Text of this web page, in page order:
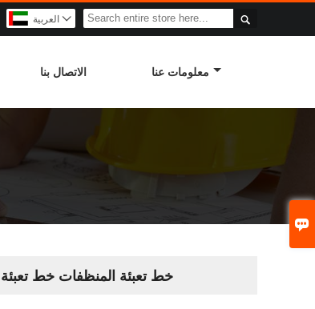

 العربية 
الاتصال بنا معلومات عنا
خط تعبئة المنظفات خط